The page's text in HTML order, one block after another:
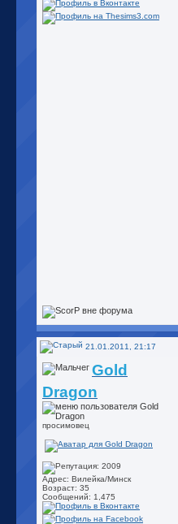
21.01.2011, 21:17
Gold
Dragon
просимовец
Адрес: Вилейка/Минск
Возраст: 35
Сообщений: 1,475